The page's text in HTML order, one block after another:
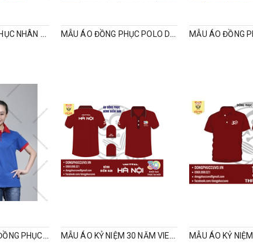
ÁO POLO ĐỒNG PHỤC NHÂN VIÊN CÔNG TY CÓ TÚI NGỰC MẪU ÁO ĐỒNG PHỤC POLO DÀI TAY
MẪU ÁO POLO ĐỒNG PHỤC PHỐI MÀU MẪU ÁO KỶ NIỆM 30 NĂM VIETTEL